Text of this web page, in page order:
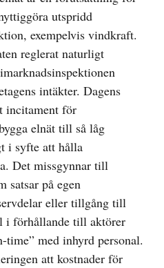
utspridd
exempelvis vindkraft.
reglerat naturligt
intäkter. Dagens
incitament för
elnät till så låg
i syfte att hålla
Det missgynnar till
satsar på egen
eller tillgång till
i förhållande till aktörer
time” med inhyrd personal.
att kostnader för